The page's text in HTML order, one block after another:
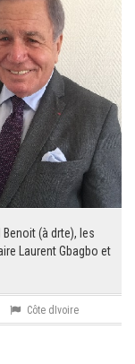
(à drte), les
Laurent Gbagbo et
Côte dIvoire